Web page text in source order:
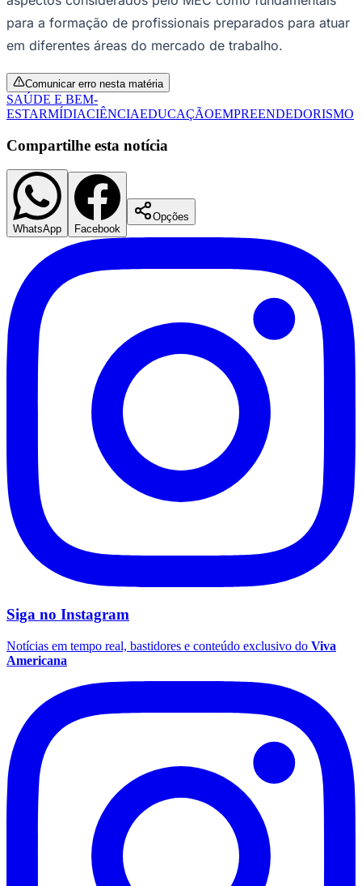
Goiás
para a formação de profissionais preparados para atuar
em diferentes áreas do mercado de trabalho.
Comunicar erro nesta matéria
SAÚDE E BEM-
ESTARMÍDIACIÊNCIAEDUCAÇÃOEMPREENDEDORISMO
Compartilhe esta notícia
WhatsApp Facebook
Opções
Siga no Instagram
Notícias em tempo real, bastidores e conteúdo exclusivo do Viva
Americana